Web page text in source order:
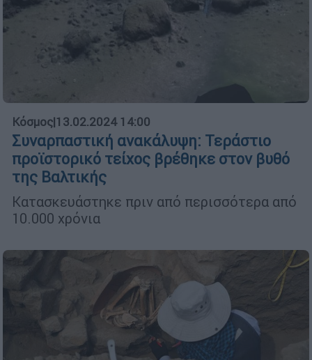
Κόσμος|13.02.2024 14:00
Συναρπαστική ανακάλυψη: Τεράστιο
προϊστορικό τείχος βρέθηκε στον βυθό
της Βαλτικής
Κατασκευάστηκε πριν από περισσότερα από
10.000 χρόνια